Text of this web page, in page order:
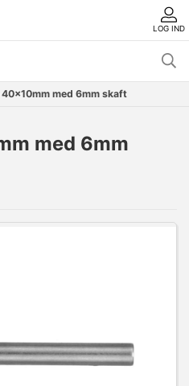
LOG IND
med 6mm skaft
med 6mm